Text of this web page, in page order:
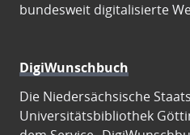
bundesweit digitalisierte
DigiWunschbuch
Die Niedersächsische
Universitätsbibliothek